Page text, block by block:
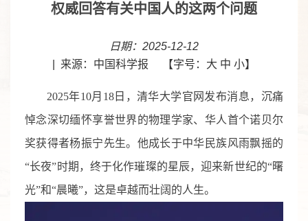
权威回答有关中国人的这两个问题
日期：2025-12-12
来源：中国科学报 【字号： 大 中 小】
2025年10月18日，清华大学官网发布消息，沉痛
悼念深切缅怀享誉世界的物理学家、华人首个诺贝尔
奖获得者杨振宁先生。他成长于中华民族风雨飘摇的
“长夜”时期，终于化作璀璨的星辰，迎来新世纪的“曙
光”和“晨曦”，这是卓越而壮阔的人生。